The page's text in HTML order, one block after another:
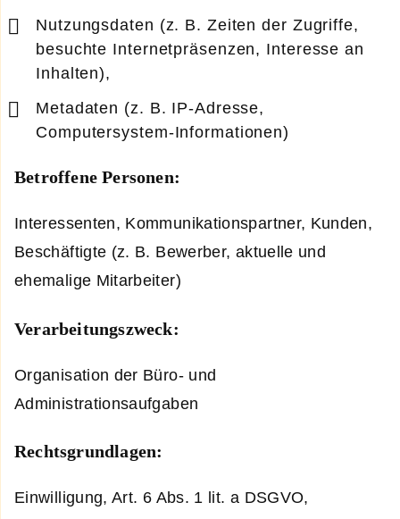
Nutzungsdaten (z. B. Zeiten der Zugriffe,
besuchte Internetpräsenzen, Interesse an
Inhalten),
Metadaten (z. B. IP-Adresse,
Computersystem-Informationen)
Betroffene Personen:
Interessenten, Kommunikationspartner, Kunden,
Beschäftigte (z. B. Bewerber, aktuelle und
ehemalige Mitarbeiter)
Verarbeitungszweck:
Organisation der Büro- und
Administrationsaufgaben
Rechtsgrundlagen:
Einwilligung, Art. 6 Abs. 1 lit. a DSGVO,